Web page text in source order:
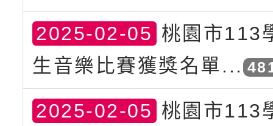
2025-02-05 桃園市113
生音樂比賽獲獎名單...
2025-02-05 桃園市113